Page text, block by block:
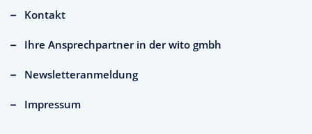
Kontakt
Ihre Ansprechpartner in der wito gmbh
Newsletteranmeldung
Impressum